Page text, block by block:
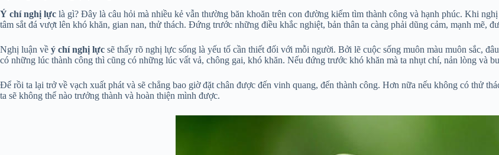
Ý chí nghị lực là gì? Đây là câu hỏi mà nhiều kẻ vẫn thường băn khoăn trên con đường kiếm tìm thành công và hạnh phúc. Khi
tâm sắt đá vượt lên khó khăn, gian nan, thử thách. Đứng trước những điều khắc nghiệt, bản thân ta càng phải dũng cảm, mạnh mẽ,
Nghị luận về ý chí nghị lực sẽ thấy rõ nghị lực sống là yếu tố cần thiết đối với mỗi người. Bởi lẽ cuộc sống muôn màu muôn sắc,
có những lúc thành công thì cũng có những lúc vất vả, chông gai, khó khăn. Nếu đứng trước khó khăn mà ta nhụt chí, nản lòng và
Để rồi ta lại trở về vạch xuất phát và sẽ chẳng bao giờ đặt chân được đến vinh quang, đến thành công. Hơn nữa nếu không có thử
ta sẽ không thể nào trưởng thành và hoàn thiện mình được.